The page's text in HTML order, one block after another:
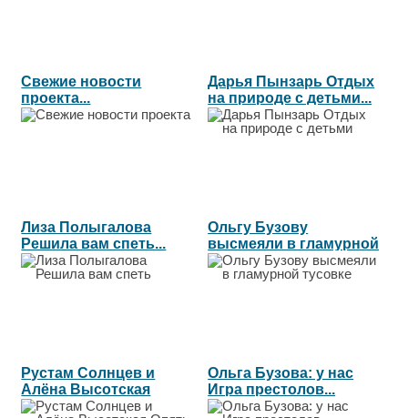
Свежие новости
проекта...
Дарья Пынзарь Отдых
на природе с детьми...
Лиза Полыгалова
Решила вам спеть...
Ольгу Бузову
высмеяли в гламурной
тусовке...
Рустам Солнцев и
Алёна Высотская
Опять неудача...
Ольга Бузова: у нас
Игра престолов...